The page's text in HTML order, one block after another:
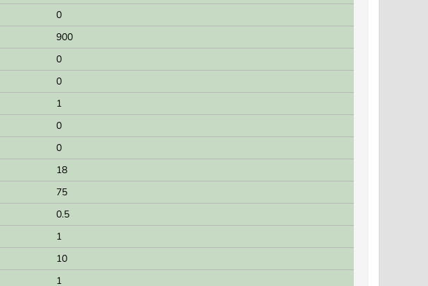
0
900
0
0
1
0
0
18
75
0.5
1
10
1